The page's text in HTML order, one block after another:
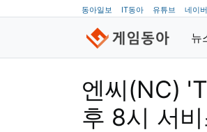
동아일보 IT동아 유튜브 네이
뉴
엔씨(NC)
후 8시 서